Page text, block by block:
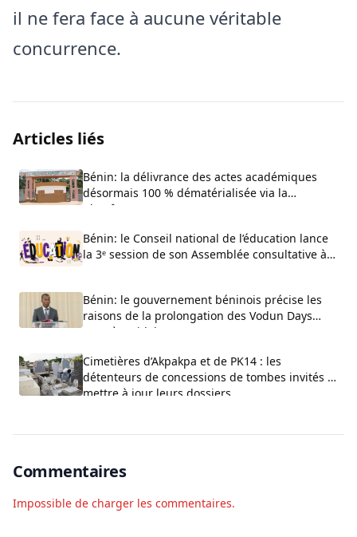
il ne fera face à aucune véritable
concurrence.
Articles liés
Bénin: la délivrance des actes académiques
désormais 100 % dématérialisée via la
plateforme ACTIA
Bénin: le Conseil national de l’éducation lance
la 3ᵉ session de son Assemblée consultative à
Bénin: le gouvernement béninois précise les
raisons de la prolongation des Vodun Days
2027 à Ouidah
Cimetières d’Akpakpa et de PK14 : les
détenteurs de concessions de tombes invités à
mettre à jour leurs dossiers
Commentaires
Impossible de charger les commentaires.